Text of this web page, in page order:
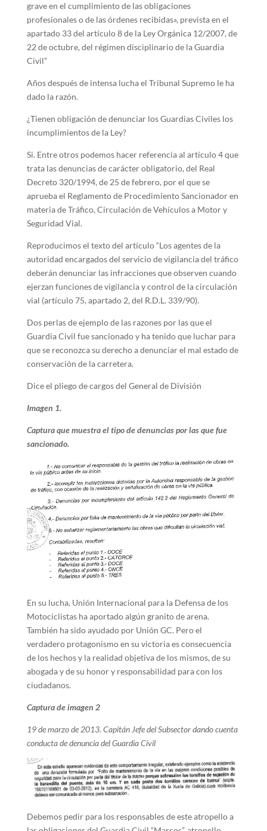
grave en el cumplimiento de las obligaciones
profesionales o de las órdenes recibidas», prevista en el
apartado 33 del artículo 8 de la Ley Orgánica 12/2007, de
22 de octubre, del régimen disciplinario de la Guardia
Civil”
Años después de intensa lucha el Tribunal Supremo le ha
dado la razón.
¿Tienen obligación de denunciar los Guardias Civiles los
incumplimientos de la Ley?
Si. Entre otros podemos hacer referencia al artículo 4 que
trata las denuncias de carácter obligatorio, del Real
Decreto 320/1994, de 25 de febrero, por el que se
aprueba el Reglamento de Procedimiento Sancionador en
materia de Tráfico, Circulación de Vehículos a Motor y
Seguridad Vial.
Reproducimos el texto del artículo “Los agentes de la
autoridad encargados del servicio de vigilancia del tráfico
deberán denunciar las infracciones que observen cuando
ejerzan funciones de vigilancia y control de la circulación
vial (artículo 75, apartado 2, del R.D.L. 339/90).
Dos perlas de ejemplo de las razones por las que el
Guardia Civil fue sancionado y ha tenido que luchar para
que se reconozca su derecho a denunciar el mal estado de
conservación de la carretera.
Dice el pliego de cargos del General de División
Imagen 1.
Captura que muestra el tipo de denuncias por las que fue
sancionado.
En su lucha, Unión Internacional para la Defensa de los
Motociclistas ha aportado algún granito de arena.
También ha sido ayudado por Unión GC. Pero el
verdadero protagonismo en su victoria es consecuencia
de los hechos y la realidad objetiva de los mismos, de su
abogada y de su honor y responsabilidad para con los
ciudadanos.
Captura de imagen 2
19 de marzo de 2013. Capitán Jefe del Subsector dando cuenta
conducta de denuncia del Guardia Civil
Debemos pedir para los responsables de este atropello a